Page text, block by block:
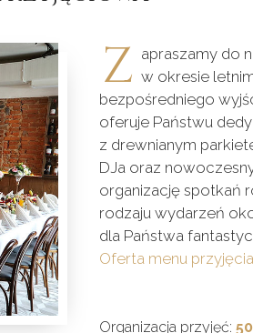
Z apraszamy do
w okresie
bezpośredniego
oferuje Państwu
z drewnianym
DJa oraz
organizację spotkań
rodzaju wydarzeń
dla Państwa
Oferta menu
Organizacja przyjęć: